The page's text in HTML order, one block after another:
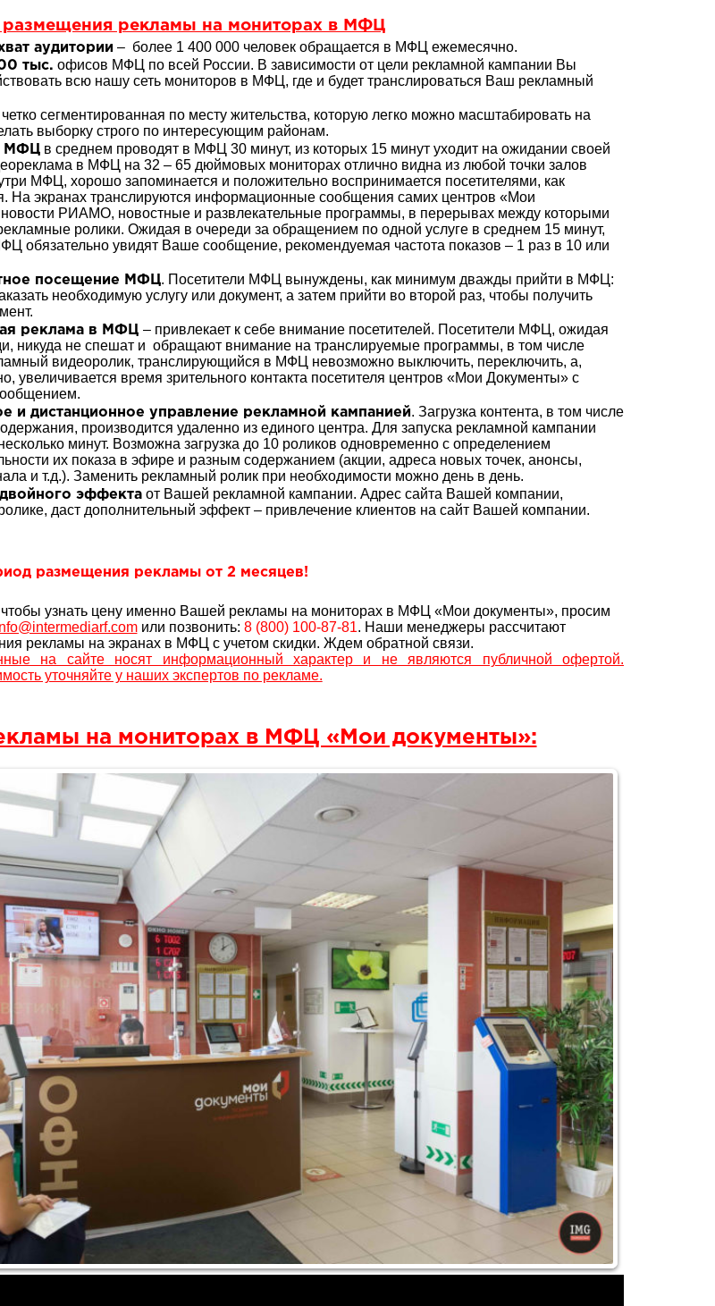
размещения рекламы на мониторах в МФЦ
аудитории – более 1 400 000 человек обращается в МФЦ ежемесячно.
тыс. офисов МФЦ по всей России. В зависимости от цели рекламной кампании Вы
всю нашу сеть мониторов в МФЦ, где и будет транслироваться Ваш рекламный
четко сегментированная по месту жительства, которую легко можно масштабировать на
выборку строго по интересующим районам.
МФЦв среднем проводят в МФЦ 30 минут, из которых 15 минут уходит на ожидании своей
в МФЦ на 32 – 65 дюймовых мониторах отлично видна из любой точки залов
МФЦ, хорошо запоминается и положительно воспринимается посетителями, как
На экранах транслируются информационные сообщения самих центров «Мои
РИАМО, новостные и развлекательные программы, в перерывах между которыми
ролики. Ожидая в очереди за обращением по одной услуге в среднем 15 минут,
обязательно увидят Ваше сообщение, рекомендуемая частота показов – 1 раз в 10 или
посещение МФЦ. Посетители МФЦ вынуждены, как минимум дважды прийти в МФЦ:
необходимую услугу или документ, а затем прийти во второй раз, чтобы получить
реклама в МФЦ – привлекает к себе внимание посетителей. Посетители МФЦ, ожидая
никуда не спешат и обращают внимание на транслируемые программы, в том числе
видеоролик, транслирующийся в МФЦ невозможно выключить, переключить, а,
увеличивается время зрительного контакта посетителя центров «Мои Документы» с
и дистанционное управление рекламной кампанией. Загрузка контента, в том числе
производится удаленно из единого центра. Для запуска рекламной кампании
минут. Возможна загрузка до 10 роликов одновременно с определением
их показа в эфире и разным содержанием (акции, адреса новых точек, анонсы,
и т.д.). Заменить рекламный ролик при необходимости можно день в день.
эффектаот Вашей рекламной кампании. Адрес сайта Вашей компании,
даст дополнительный эффект – привлечение клиентов на сайт Вашей компании.
размещения рекламы от 2 месяцев!
узнать цену именно Вашей рекламы на мониторах в МФЦ «Мои документы», просим
или позвонить: 8 (800) 100-87-81. Наши менеджеры рассчитают
рекламы на экранах в МФЦ с учетом скидки. Ждем обратной связи.
на сайте носят информационный характер и не являются публичной офертой.
уточняйте у наших экспертов по рекламе.
на мониторах в МФЦ «Мои документы»: